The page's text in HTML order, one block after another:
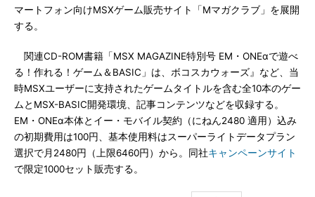
マートフォン向けMSXゲーム販売サイト「Mマガクラブ」を展開
する。
関連CD-ROM書籍「MSX MAGAZINE特別号 EM・ONEαで遊べ
る！作れる！ゲーム＆BASIC」は、ボコスカウォーズ』など、当
時MSXユーザーに支持されたゲームタイトルを含む全10本のゲー
ムとMSX-BASIC開発環境、記事コンテンツなどを収録する。
EM・ONEα本体とイー・モバイル契約（にねん2480 適用）込み
の初期費用は100円、基本使用料はスーパーライトデータプラン
選択で月2480円（上限6460円）から。同社キャンペーンサイト
で限定1000セット販売する。